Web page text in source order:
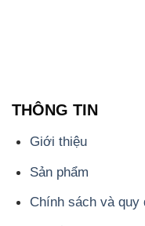
THÔNG TIN
Giới thiệu
Sản phẩm
Chính sách và quy